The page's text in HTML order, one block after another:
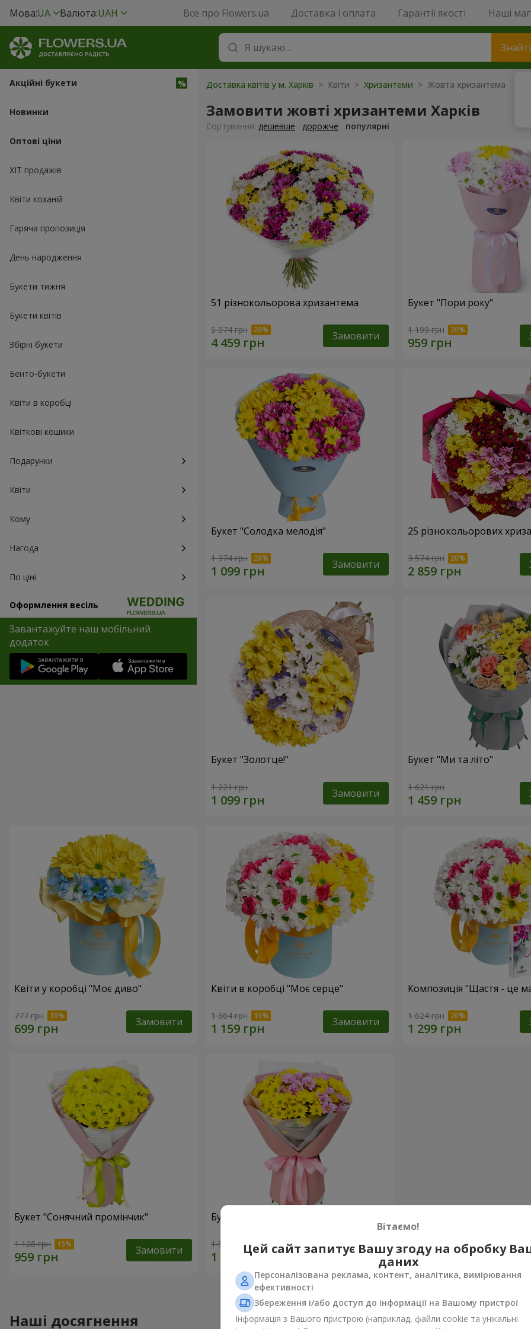
Мова:UA Валюта:UAH Все про Flowers.ua Доставка і оплата Гарантії якості Наші
Акційні букети
Новинки
Оптові ціни
ХІТ продажів
Квіти коханій
Гаряча пропозиція
День народження
Букети тижня
Букети квітів
Збірні букети
Бенто-букети
Квіти в коробці
Квіткові кошики
Подарунки
Квіти
Кому
Нагода
По ціні
Оформлення весіль
Завантажуйте наш мобільний
додаток
Доставка квітів у м. Харків > Квіти > Хризантеми > Жовта хризантема
Замовити жовті хризантеми Харків
Сортування: дешевше дорожче популярні
51 різнокольорова хризантема
5 574 грн Замовити
Букет "Пори року"
1 199 грн
Букет "Солодка мелодія"
1 374 грн Замовити
25 різнокольорових
3 574 грн
Букет "Золотце!"
1 221 грн Замовити
Букет "Ми та літо"
1 621 грн
Квіти у коробці "Моє диво"
777 грн Замовити
Квіти в коробці "Моє серце"
1 364 грн Замовити
Композиція "Щастя - це
1 624 грн
Букет "Сонячний промінчик"
1 128 грн Замовити
Букет "Сонечко моє"
1 510 грн Замовити
Наші досягнення
Вітаємо!
Цей сайт запитує Вашу згоду на обробку
даних
Персоналізована реклама, контент, аналітика, вимірювання
ефективності
Збереження і/або доступ до інформації на Вашому пристрої
Інформація з Вашого пристрою (наприклад, файли cookie та унікальні